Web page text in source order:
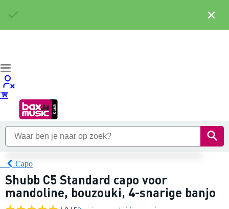
Capo
Shubb C5 Standard capo voor
mandoline, bouzouki, 4-snarige banjo
×